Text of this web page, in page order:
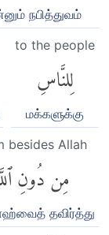
நபித்துவம்
to the people
لِلنَّاسِ
மக்களுக்கு
besides Allah
مِن دُونِ
தவிர்த்து